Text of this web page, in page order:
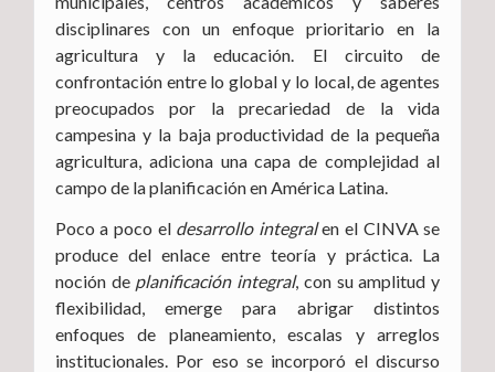
disciplinares con un enfoque prioritario en la
agricultura y la educación. El circuito de
confrontación entre lo global y lo local, de agentes
preocupados por la precariedad de la vida
campesina y la baja productividad de la pequeña
agricultura, adiciona una capa de complejidad al
campo de la planificación en América Latina.
Poco a poco el desarrollo integralen el CINVA se
produce del enlace entre teoría y práctica. La
noción de planificación integral, con su amplitud y
flexibilidad, emerge para abrigar distintos
enfoques de planeamiento, escalas y arreglos
institucionales. Por eso se incorporó el discurso